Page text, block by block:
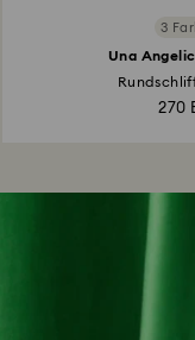
3
Una
270